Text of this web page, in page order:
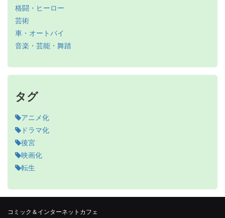
格闘・ヒーロー
芸術
車・オートバイ
音楽・芸能・舞踏
タグ
アニメ化
ドラマ化
後宮
映画化
転生
コミック＆インターネットカフェ